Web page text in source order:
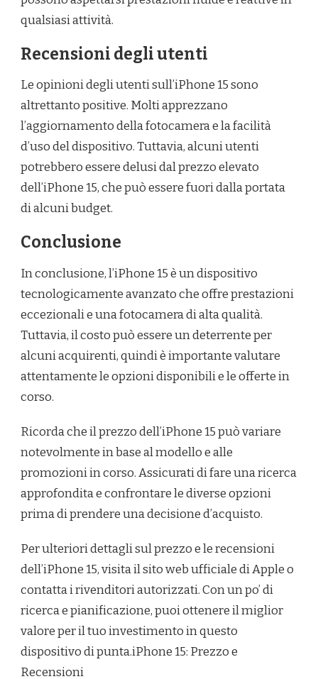
qualsiasi attività.
Recensioni degli utenti
Le opinioni degli utenti sull’iPhone 15 sono
altrettanto positive. Molti apprezzano
l’aggiornamento della fotocamera e la facilità
d’uso del dispositivo. Tuttavia, alcuni utenti
potrebbero essere delusi dal prezzo elevato
dell’iPhone 15, che può essere fuori dalla portata
di alcuni budget.
Conclusione
In conclusione, l’iPhone 15 è un dispositivo
tecnologicamente avanzato che offre prestazioni
eccezionali e una fotocamera di alta qualità.
Tuttavia, il costo può essere un deterrente per
alcuni acquirenti, quindi è importante valutare
attentamente le opzioni disponibili e le offerte in
corso.
Ricorda che il prezzo dell’iPhone 15 può variare
notevolmente in base al modello e alle
promozioni in corso. Assicurati di fare una ricerca
approfondita e confrontare le diverse opzioni
prima di prendere una decisione d’acquisto.
Per ulteriori dettagli sul prezzo e le recensioni
dell’iPhone 15, visita il sito web ufficiale di Apple o
contatta i rivenditori autorizzati. Con un po’ di
ricerca e pianificazione, puoi ottenere il miglior
valore per il tuo investimento in questo
dispositivo di punta.iPhone 15: Prezzo e
Recensioni